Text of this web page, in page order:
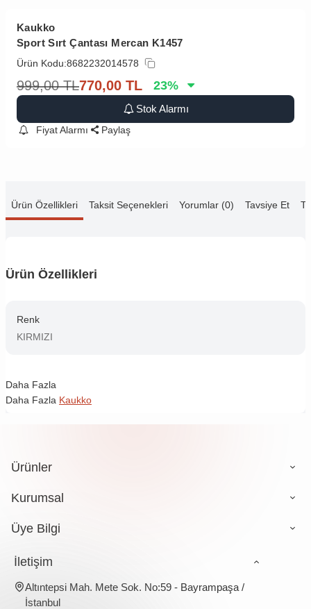
Kaukko
Sport Sırt Çantası Mercan K1457
Ürün Kodu:8682232014578
999,00 TL770,00 TL 23%
Stok Alarmı
Fiyat Alarmı Paylaş
Ürün Özellikleri Taksit Seçenekleri Yorumlar (0) Tavsiye Et
Ürün Özellikleri
Renk
KIRMIZI
Daha Fazla
Daha Fazla Kaukko
Ürünler
Kurumsal
Üye Bilgi
İletişim
Altıntepsi Mah. Mete Sok. No:59 - Bayrampaşa /
İstanbul